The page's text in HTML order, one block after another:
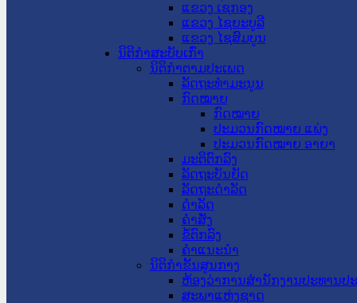
ແຂວງ ເຊກອງ
ແຂວງ ໄຊຍະບູລີ
ແຂວງ ໄຊສົມບູນ
ນິຕິກໍາສະບັບເກົ່າ
ນິຕິກຳຕາມປະເພດ
ລັດຖະທໍາມະນູນ
ກົດໝາຍ
ກົດໝາຍ
ປະມວນກົດໝາຍ ແພ່ງ
ປະມວນກົດໝາຍ ອາຍາ
ມະຕິຕົກລົງ
ລັດຖະບັນຍັດ
ລັດຖະດໍາລັດ
ດໍາລັດ
ຄໍາສັ່ງ
ຂໍ້ຕົກລົງ
ຄໍາແນະນໍາ
ນິຕິກໍາຂັ້ນສູນກາງ
ຫ້ອງວ່າການສໍານັກງານປະທານປ
ສະພາແຫ່ງຊາດ